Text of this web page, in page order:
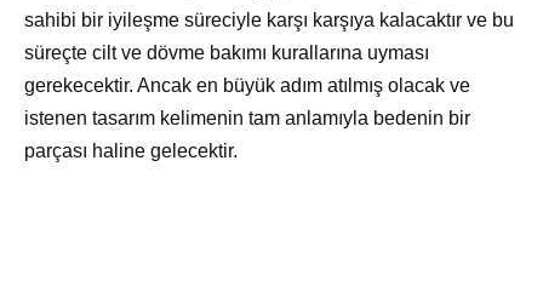
sahibi bir iyileşme süreciyle karşı karşıya kalacaktır ve bu
süreçte cilt ve dövme bakımı kurallarına uyması
gerekecektir. Ancak en büyük adım atılmış olacak ve
istenen tasarım kelimenin tam anlamıyla bedenin bir
parçası haline gelecektir.